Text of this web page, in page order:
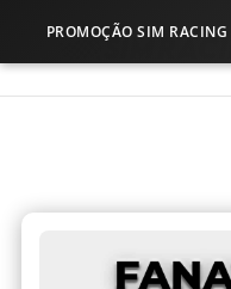
PROMOÇÃO SIM RACING